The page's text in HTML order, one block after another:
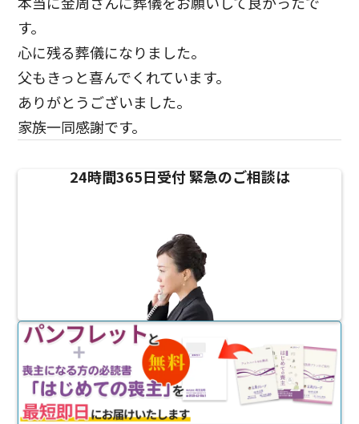
す。
心に残る葬儀になりました。
父もきっと喜んでくれています。
ありがとうございました。
家族一同感謝です。
24時間365日受付緊急のご相談は